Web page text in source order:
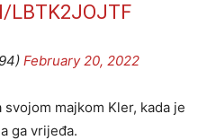
LBTK2JOJTF
February 20, 2022
majkom Kler, kada je
ga vrijeđa.